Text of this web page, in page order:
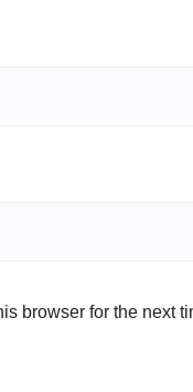
browser for the next